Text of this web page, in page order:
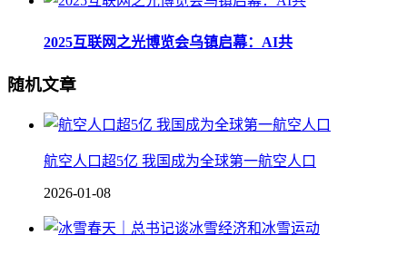
2025互联网之光博览会乌镇启幕：AI共
随机文章
航空人口超5亿 我国成为全球第一航空人口
2026-01-08